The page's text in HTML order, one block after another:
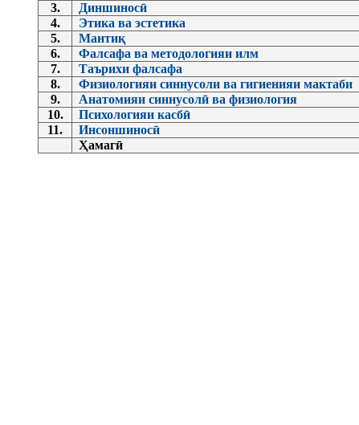
3.
Диншиносӣ
4.
Этика ва эстетика
5.
Мантиқ
6.
Фалсафа ва методологияи илм
7.
Таърихи фалсафа
8.
Физиологияи синнусоли ва гигиенияи мактаби
9.
Анатомияи синнусолӣ ва физиология
10.
Психологияи касбӣ
11.
Инсоншиносӣ
Ҳамагӣ